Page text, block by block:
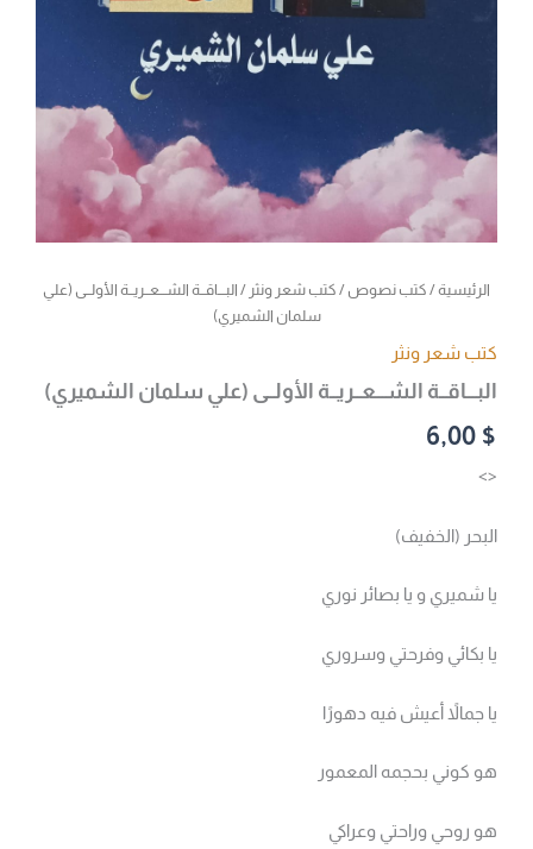
الرئيسية/ كتب نصوص / كتب شعر ونثر / البـــاقــة الشـــعــريــة الأولــى (علي
سلمان الشميري)
كتب شعر ونثر
البـــاقــة الشـــعــريــة الأولــى (علي سلمان الشميري)
6,00 $
<>
البحر (الخفيف)
يا شميري و يا بصائر نوري
يا بكائي وفرحتي وسروري
يا جمالاً أعيش فيه دهورًا
هو كوني بحجمه المعمور
هو روحي وراحتي وعراكي